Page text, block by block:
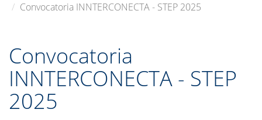
Convocatoria INNTERCONECTA - STEP 2025
Convocatoria
INNTERCONECTA - STEP
2025